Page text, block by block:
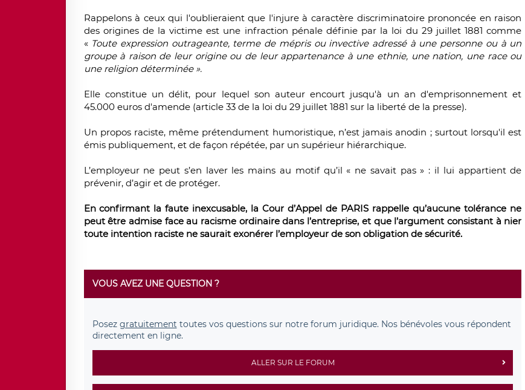
Rappelons à ceux qui l'oublieraient que l'injure à caractère discriminatoire prononcée en raison
des origines de la victime est une infraction pénale définie par la loi du 29 juillet 1881 comme
« Toute expression outrageante, terme de mépris ou invective adressé à une personne ou à un
groupe à raison de leur origine ou de leur appartenance à une ethnie, une nation, une race ou
une religion déterminée ».
Elle constitue un délit, pour lequel son auteur encourt jusqu'à un an d'emprisonnement et
45.000 euros d'amende (article 33 de la loi du 29 juillet 1881 sur la liberté de la presse).
Un propos raciste, même prétendument humoristique, n’est jamais anodin ; surtout lorsqu'il est
émis publiquement, et de façon répétée, par un supérieur hiérarchique.
L’employeur ne peut s’en laver les mains au motif qu’il « ne savait pas » : il lui appartient de
prévenir, d’agir et de protéger.
En confirmant la faute inexcusable, la Cour d’Appel de PARIS rappelle qu’aucune tolérance ne
peut être admise face au racisme ordinaire dans l’entreprise, et que l’argument consistant à nier
toute intention raciste ne saurait exonérer l’employeur de son obligation de sécurité.
VOUS AVEZ UNE QUESTION ?
Posez gratuitement toutes vos questions sur notre forum juridique. Nos bénévoles vous répondent
directement en ligne.
ALLER SUR LE FORUM